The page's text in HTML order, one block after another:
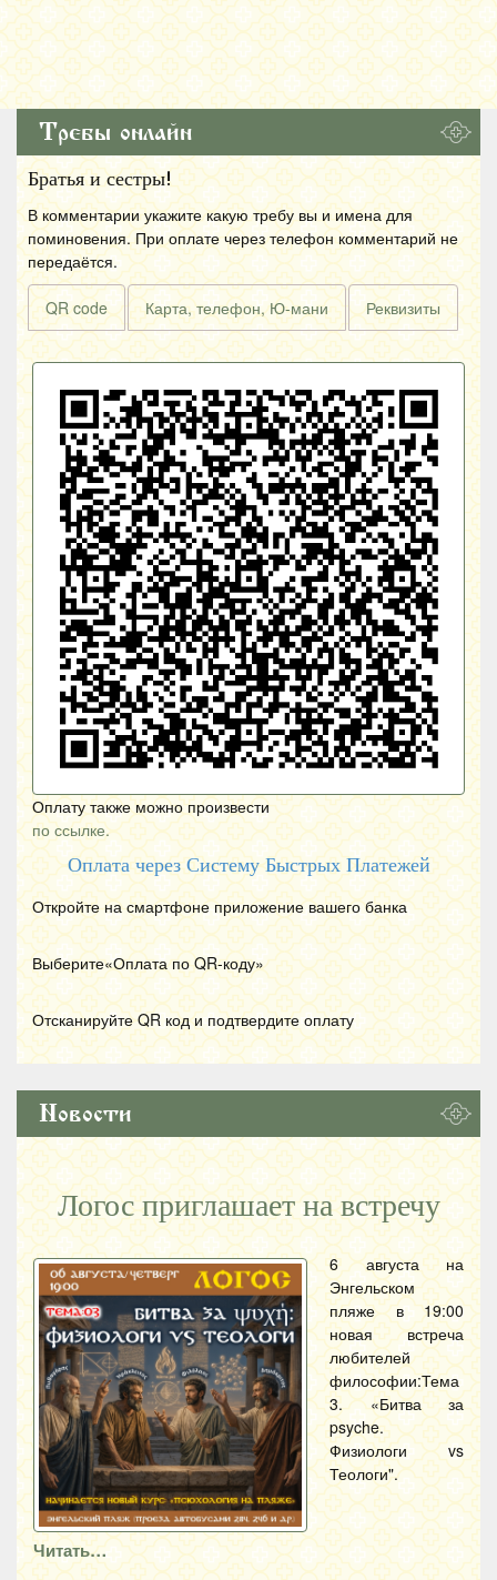
Требы онлайн
Братья и сестры!
В комментарии укажите какую требу вы и имена для
поминовения. При оплате через телефон комментарий не
передаётся.
QR code Карта, телефон, Ю-мани Реквизиты
Оплату также можно произвести
по ссылке.
Оплата через Систему Быстрых Платежей
Откройте на смартфоне приложение вашего банка
Выберите«Оплата по QR-коду»
Отсканируйте QR код и подтвердите оплату
Новости
Логос приглашает на встречу
6 августа на
Энгельском
пляже в 19:00
новая встреча
любителей
философии:Тема
3. «Битва за
psyche.
Физиологи vs
Теологи".
Читать…